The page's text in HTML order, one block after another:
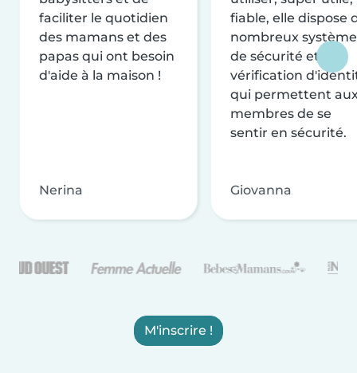
faciliter le quotidien
des mamans et des
papas qui ont besoin
d'aide à la maison !
Nerina
fiable, elle dispose
nombreux
de sécurité et de
vérification
qui permettent
membres de se
sentir en sécurité.
Giovanna
M'inscrire !